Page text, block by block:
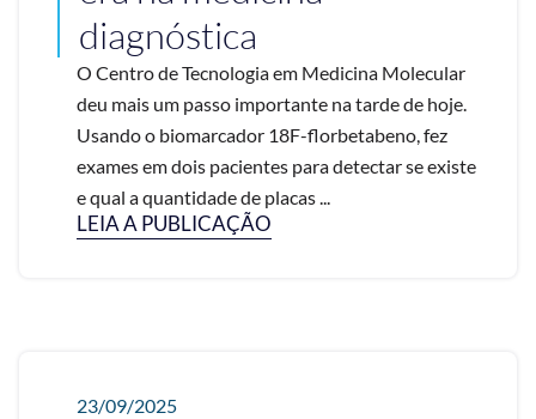
diagnóstica
O Centro de Tecnologia em Medicina Molecular
deu mais um passo importante na tarde de hoje.
Usando o biomarcador 18F-florbetabeno, fez
exames em dois pacientes para detectar se existe
e qual a quantidade de placas ...
LEIA A PUBLICAÇÃO
23/09/2025